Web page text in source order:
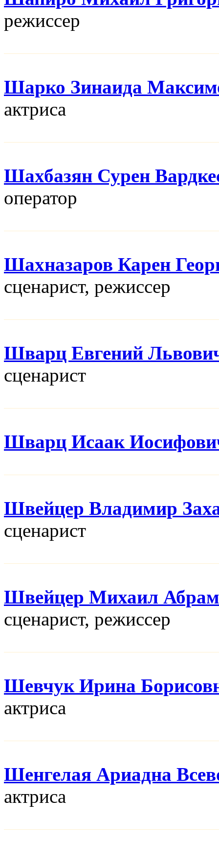
режисcер
Шарко Зинаида
актриса
Шахбазян Сурен
оператор
Шахназаров Карен
сценарист, режисcер
Шварц Евгений
сценарист
Шварц Исаак
Швейцер Владимир
сценарист
Швейцер Михаил
сценарист, режисcер
Шевчук Ирина
актриса
Шенгелая Ариадна
актриса